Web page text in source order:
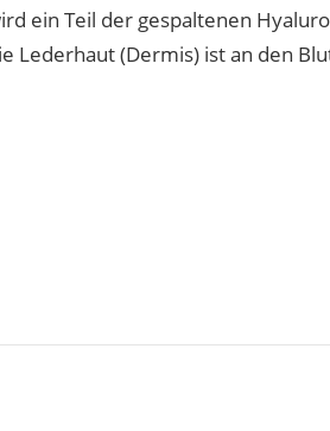
ein Teil der gespaltenen
(Dermis) ist an den